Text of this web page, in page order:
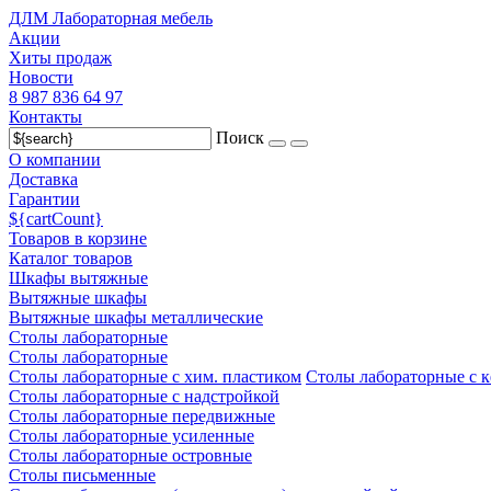
ДЛМ Лабораторная мебель
Акции
Хиты продаж
Новости
8 987 836 64 97
Контакты
Поиск
О компании
Доставка
Гарантии
${cartCount}
Товаров в корзине
Каталог товаров
Шкафы вытяжные
Вытяжные шкафы
Вытяжные шкафы металлические
Столы лабораторные
Столы лабораторные
Столы лабораторные с хим. пластиком Столы лабораторные с
Столы лабораторные с надстройкой
Столы лабораторные передвижные
Столы лабораторные усиленные
Столы лабораторные островные
Столы письменные